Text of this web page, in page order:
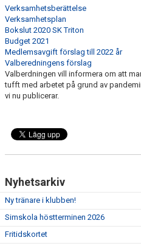
Verksamhetsberättelse
Verksamhetsplan
Bokslut 2020 SK Triton
Budget 2021
Medlemsavgift förslag till 2022 år
Valberedningens förslag
Valberdningen vill informera om att
tufft med arbetet på grund av
vi nu publicerar.
Nyhetsarkiv
Ny tränare i klubben!
Simskola höstterminen 2026
Fritidskortet